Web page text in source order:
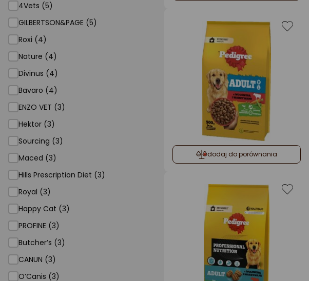
4Vets (5)
GILBERTSON&PAGE (5)
Roxi (4)
Nature (4)
Divinus (4)
Bavaro (4)
ENZO VET (3)
Hektor (3)
Sourcing (3)
Maced (3)
Hills Prescription Diet (3)
Royal (3)
Happy Cat (3)
PROFINE (3)
Butcher’s (3)
CANUN (3)
O’Canis (3)
dodaj do porównania